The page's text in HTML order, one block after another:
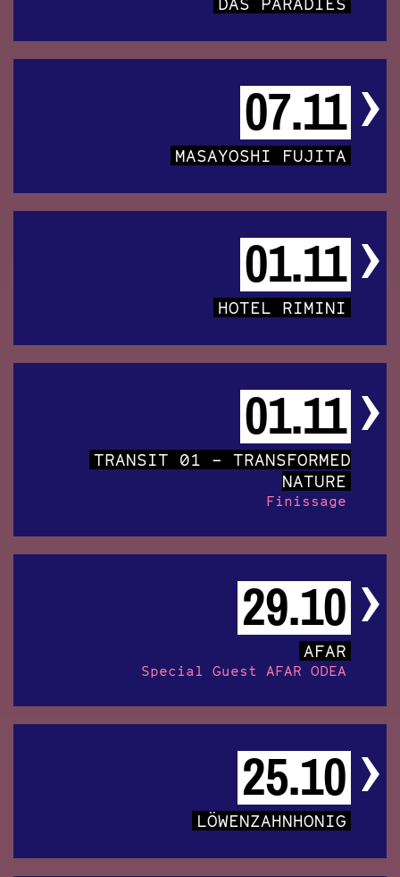
07.11
MASAYOSHI FUJITA
01.11
HOTEL RIMINI
01.11
TRANSIT 01 – TRANSFORMED
NATURE
Finissage
29.10
AFAR
Special Guest AFAR ODEA
25.10
LÖWENZAHNHONIG